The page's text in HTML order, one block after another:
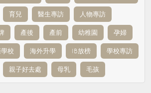
育兒 醫生專訪 人物專訪
產後 產前 幼稚園 孕婦
校 海外升學 IB放榜 學校專訪
親子好去處 母乳 毛孩